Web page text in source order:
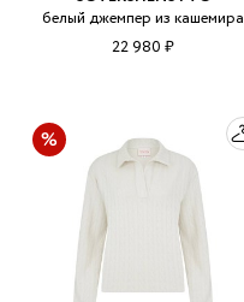
белый джемпер из кашемира
22 980 ₽